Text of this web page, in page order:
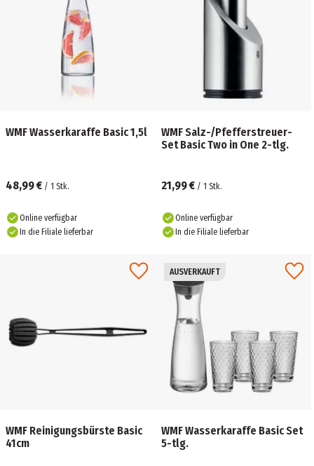
WMF Wasserkaraffe Basic 1,5l
48,99 € / 1 Stk.
Online verfügbar
In die Filiale lieferbar
WMF Salz-/Pfefferstreuer-
Set Basic Two in One 2-tlg.
21,99 € / 1 Stk.
Online verfügbar
In die Filiale lieferbar
WMF Reinigungsbürste Basic
41cm
AUSVERKAUFT
WMF Wasserkaraffe Basic Set
5-tlg.